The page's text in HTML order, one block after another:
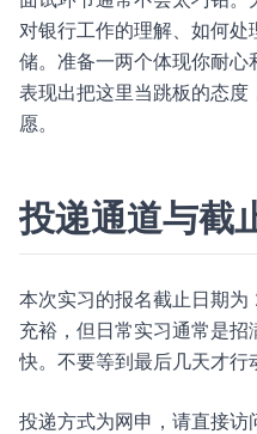
对银行工作的理解、如何
储。准备一两个体现你耐
表现出把这里当跳板的态
愿。
投递通道与截
本次实习的报名截止日期
充裕，但日常实习通常是
快。不要等到最后几天才行
投递方式为网申，请直接访